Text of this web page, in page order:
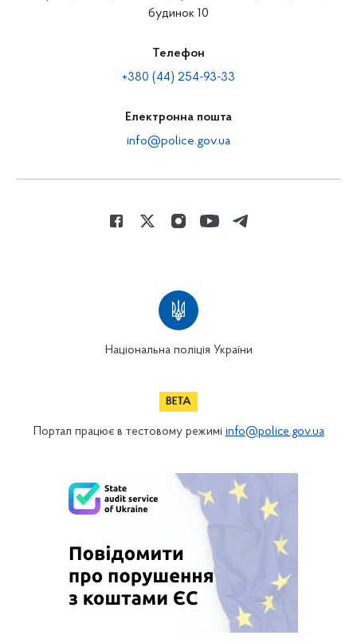
будинок 10
Телефон
+380 (44) 254-93-33
Електронна пошта
info@police.gov.ua
Національна поліція України
Портал працює в тестовому режимі info@police.gov.ua